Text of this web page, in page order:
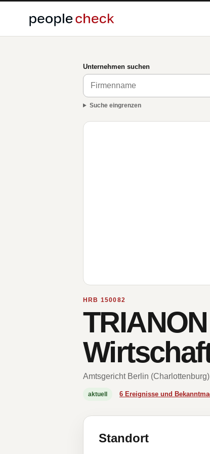
Unternehmen suchen
Suche eingrenzen
HRB 150082
Amtsgericht Berlin (Charlottenburg)
aktuell 6 Ereignisse und
Standort